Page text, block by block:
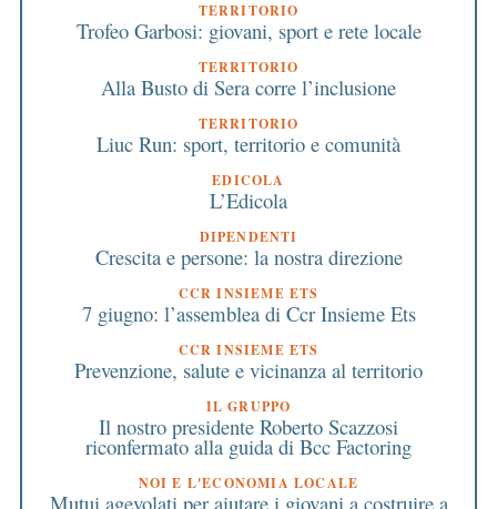
TERRITORIO
Trofeo Garbosi: giovani, sport e rete locale
TERRITORIO
Alla Busto di Sera corre l’inclusione
TERRITORIO
Liuc Run: sport, territorio e comunità
EDICOLA
L’Edicola
DIPENDENTI
Crescita e persone: la nostra direzione
CCR INSIEME ETS
7 giugno: l’assemblea di Ccr Insieme Ets
CCR INSIEME ETS
Prevenzione, salute e vicinanza al territorio
IL GRUPPO
Il nostro presidente Roberto Scazzosi
riconfermato alla guida di Bcc Factoring
NOI E L'ECONOMIA LOCALE
Mutui agevolati per aiutare i giovani a costruire a